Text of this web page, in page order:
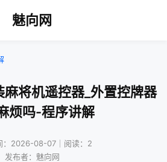
魅向网
将机遥控器_外置控牌器
烦吗-程序讲解
：2026-08-07｜阅读：2
发布者：魅向网